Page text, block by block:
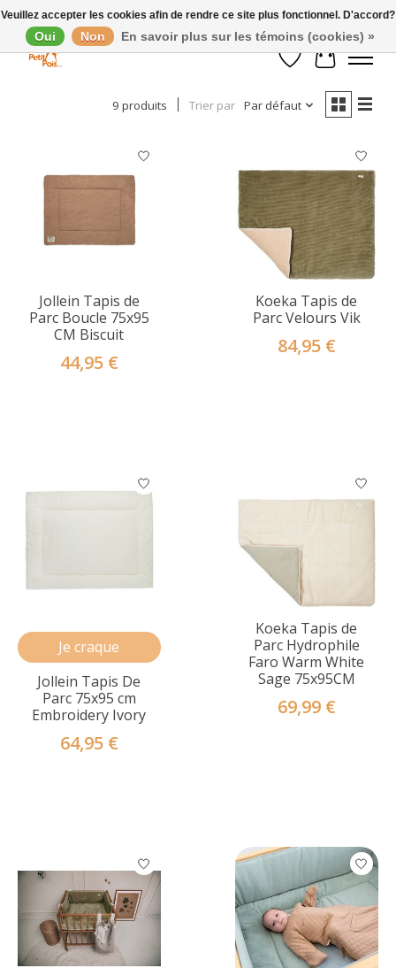
Liste de souhaits
Panier
Afficher les filtres
9 produits Trier par Par défaut
Jollein Tapis de
Parc Boucle 75x95
CM Biscuit
44,95 €
Koeka Tapis de
Parc Velours Vik
84,95 €
Je craque
Jollein Tapis De
Parc 75x95 cm
Embroidery Ivory
64,95 €
Koeka Tapis de
Parc Hydrophile
Faro Warm White
Sage 75x95CM
69,99 €
Veuillez accepter les cookies afin de rendre ce site plus fonctionnel. D'accord?
Oui Non En savoir plus sur les témoins (cookies) »